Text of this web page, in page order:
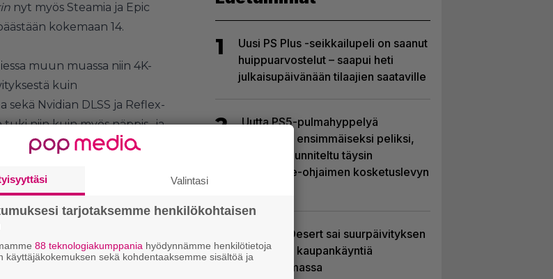
nyt myös Steamia ja Epic
kokemaan 14.
muun muassa niin 4K-
kuin
sekä Nvidian DLSS ja Reflex-
niin kuin myös näppis- ja
myös seuraavat lisät:
1
Uusi PS Plus -seikkailupeli on saanut
huippuarvostelut – saapui heti
julkaisupäivänään tilaajien saataville
2
Uutta PS5-pulmahyppelyä
kuvaillaan ensimmäiseksi peliksi,
joka on suunniteltu täysin
DualSense-ohjaimen kosketuslevyn
3
Crimson Desert sai suurpäivityksen
– uudistaa kaupankäyntiä
pelimaailmassa
Valintasi
tarjotaksemme henkilökohtaisen
88 teknologiakumppania hyödynnämme henkilötietoja
käyttäjäkokemuksen sekä kohdentaaksemme sisältöä ja